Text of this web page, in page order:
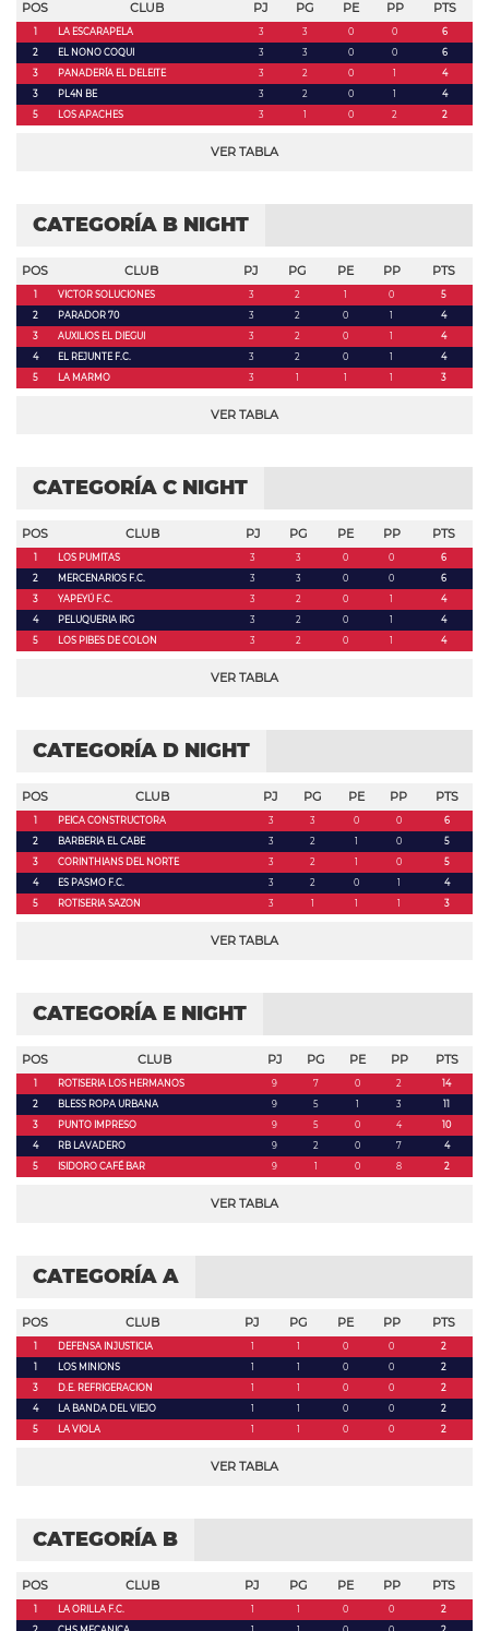
POS CLUB PJ PG PE PP PTS
1 LA ESCARAPELA 3 3 0 0
6
2
EL NONO COQUI 3 3 0 0
6
3
PANADERÍA EL DELEITE 3 2 0 1
4
3
PL4N BE 3 2 0 1
4
5
LOS APACHES 3 1 0 2 2
VER TABLA
CATEGORÍA B NIGHT
POS CLUB PJ PG PE PP PTS
1 VICTOR SOLUCIONES 3 2 1 0
5
2
PARADOR 70 3 2 0 1
4
3
AUXILIOS EL DIEGUI 3 2 0 1
4
4
EL REJUNTE F.C. 3 2 0 1
4
5
LA MARMO 3 1 1 1 3
VER TABLA
CATEGORÍA C NIGHT
POS CLUB PJ PG PE PP PTS
1 LOS PUMITAS 3 3 0 0
6
2
MERCENARIOS F.C. 3 3 0 0
6
3
YAPEYÚ F.C. 3 2 0 1
4
4
PELUQUERIA IRG 3 2 0 1
4
5
LOS PIBES DE COLON 3 2 0 1 4
VER TABLA
CATEGORÍA D NIGHT
POS CLUB PJ PG PE PP PTS
1 PEICA CONSTRUCTORA 3 3 0 0
6
2
BARBERIA EL CABE 3 2 1 0
5
3
CORINTHIANS DEL NORTE 3 2 1 0
5
4
ES PASMO F.C. 3 2 0 1
4
5
ROTISERIA SAZON 3 1 1 1 3
VER TABLA
CATEGORÍA E NIGHT
POS CLUB PJ PG PE PP PTS
1 ROTISERIA LOS HERMANOS 9 7 0 2
14
2
BLESS ROPA URBANA 9 5 1 3
11
3
PUNTO IMPRESO 9 5 0 4
10
4
RB LAVADERO 9 2 0 7
4
5
ISIDORO CAFÉ BAR 9 1 0 8 2
VER TABLA
CATEGORÍA A
POS CLUB PJ PG PE PP PTS
1 DEFENSA INJUSTICIA 1 1 0 0
2
1
LOS MINIONS 1 1 0 0
2
3
D.E. REFRIGERACION 1 1 0 0
2
4
LA BANDA DEL VIEJO 1 1 0 0
2
5
LA VIOLA 1 1 0 0 2
VER TABLA
CATEGORÍA B
POS CLUB PJ PG PE PP PTS
1 LA ORILLA F.C. 1 1 0 0
2